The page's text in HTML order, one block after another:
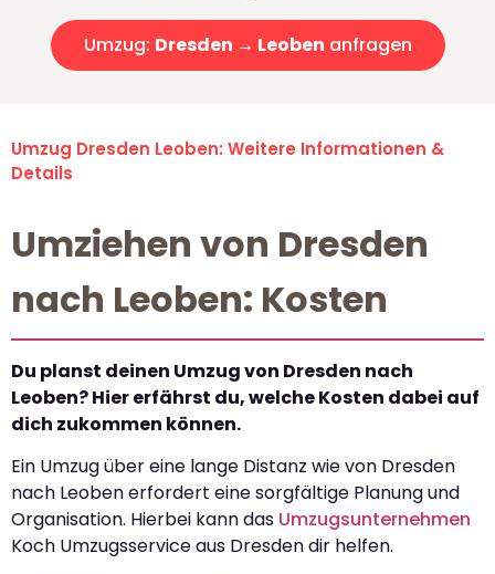
Umzug: Dresden → Leoben anfragen
Umzug Dresden Leoben: Weitere Informationen &
Details
Umziehen von Dresden
nach Leoben: Kosten
Du planst deinen Umzug von Dresden nach
Leoben? Hier erfährst du, welche Kosten dabei auf
dich zukommen können.
Ein Umzug über eine lange Distanz wie von Dresden
nach Leoben erfordert eine sorgfältige Planung und
Organisation. Hierbei kann das Umzugsunternehmen
Koch Umzugsservice aus Dresden dir helfen.